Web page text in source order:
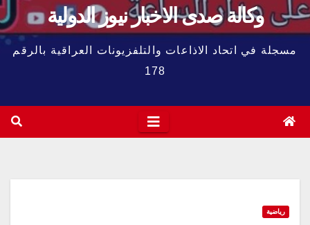
وكالة صدى الاخبار نيوز الدولية
مسجلة في اتحاد الاذاعات والتلفزيونات العراقية بالرقم
178
رياضية